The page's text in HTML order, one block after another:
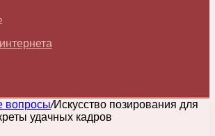
вопросы/Искусство позирования для
удачных кадров